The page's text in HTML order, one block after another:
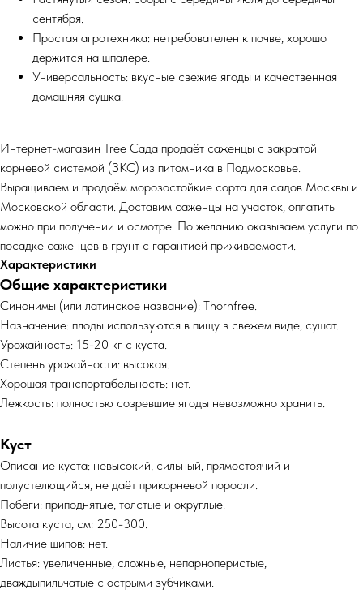
сентября.
Простая агротехника: нетребователен к почве, хорошо
держится на шпалере.
Универсальность: вкусные свежие ягоды и качественная
домашняя сушка.
Интернет-магазин Tree Сада продаёт саженцы с закрытой
корневой системой (ЗКС) из питомника в Подмосковье.
Выращиваем и продаём морозостойкие сорта для садов Москвы и
Московской области. Доставим саженцы на участок, оплатить
можно при получении и осмотре. По желанию оказываем услуги по
посадке саженцев в грунт с гарантией приживаемости.
Характеристики
Общие характеристики
Синонимы (или латинское название): Thornfree.
Назначение: плоды используются в пищу в свежем виде, сушат.
Урожайность: 15-20 кг с куста.
Степень урожайности: высокая.
Хорошая транспортабельность: нет.
Лежкость: полностью созревшие ягоды невозможно хранить.
Куст
Описание куста: невысокий, сильный, прямостоячий и
полустелющийся, не даёт прикорневой поросли.
Побеги: приподнятые, толстые и округлые.
Высота куста, см: 250-300.
Наличие шипов: нет.
Листья: увеличенные, сложные, непарноперистые,
дваждыпильчатые с острыми зубчиками.